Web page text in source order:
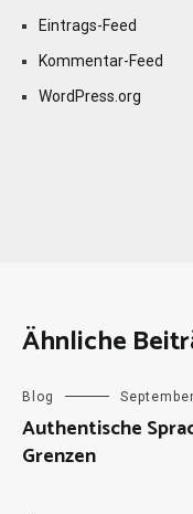
Eintrags-Feed
Kommentar-Feed
WordPress.org
Ähnliche
Blog
Authentische
Grenzen